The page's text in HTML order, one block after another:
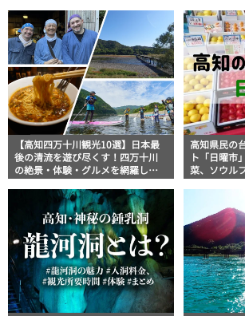
【高知四万十川観光10選】日本最
後の清流を遊び尽くす！四万十川
の絶景・体験・グルメを網羅した
高知県民の
ト「日曜市
菜、ソウル